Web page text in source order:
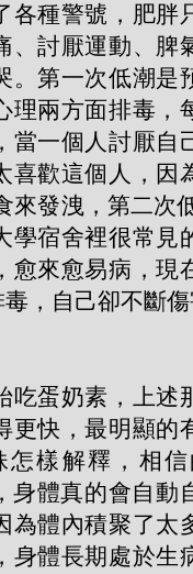
各種警號，肥胖
、討厭運動、脾
。第一次低潮是
理兩方面排毒，
當一個人討厭自
喜歡這個人，因
來發洩，第二次
學宿舍裡很常見
愈來愈易病，現
，自己卻不斷
吃蛋奶素，上述
更快，最明顯的
樣解釋，相
體真的會自動
為體內積聚了太
身體長期處於生